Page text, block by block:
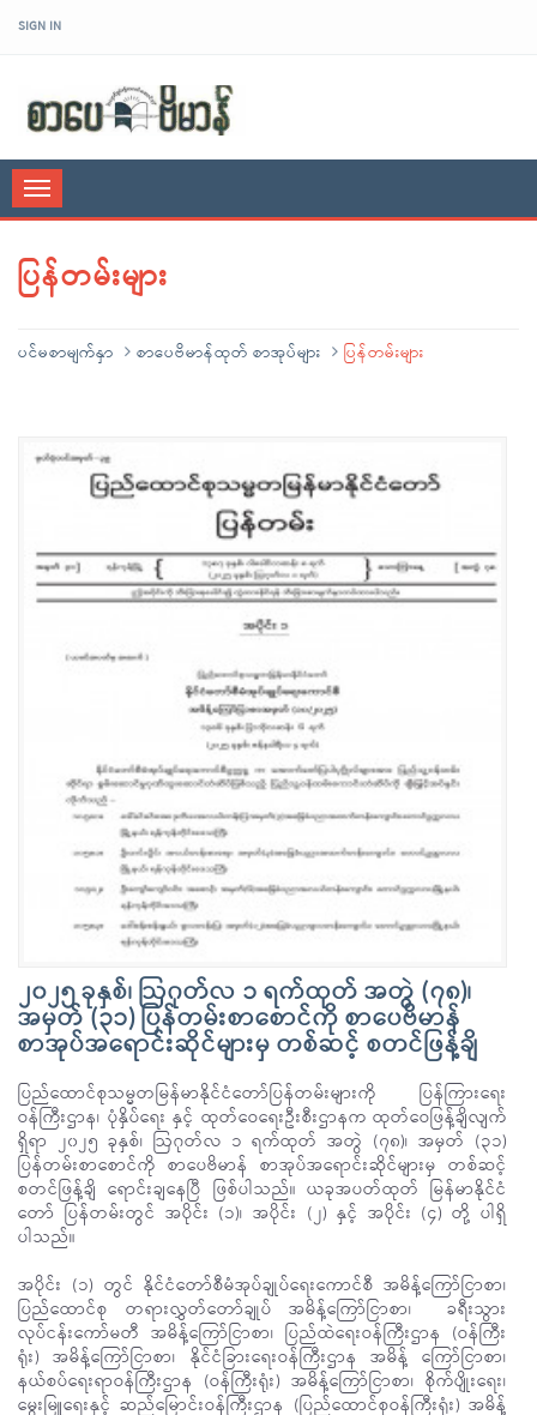
SIGN IN
Toggle
navigation
ပြန်တမ်းများ
ပင်မစာမျက်နှာ စာပေဗိမာန်ထုတ် စာအုပ်များ ပြန်တမ်းများ
၂၀၂၅ ခုနှစ်၊ ဩဂုတ်လ ၁ ရက်ထုတ် အတွဲ (၇၈)၊
အမှတ် (၃၁) ပြန်တမ်းစာစောင်ကို စာပေဗိမာန်
စာအုပ်အရောင်းဆိုင်များမှ တစ်ဆင့် စတင်ဖြန့်ချိ
ပြည်ထောင်စုသမ္မတမြန်မာနိုင်ငံတော်ပြန်တမ်းများကို ပြန်ကြားရေး
ဝန်ကြီးဌာန၊ ပုံနှိပ်ရေး နှင့် ထုတ်ဝေရေးဦးစီးဌာနက ထုတ်ဝေဖြန့်ချိလျက်
ရှိရာ ၂၀၂၅ ခုနှစ်၊ ဩဂုတ်လ ၁ ရက်ထုတ် အတွဲ (၇၈)၊ အမှတ် (၃၁)
ပြန်တမ်းစာစောင်ကို စာပေဗိမာန် စာအုပ်အရောင်းဆိုင်များမှ တစ်ဆင့်
စတင်ဖြန့်ချိ ရောင်းချနေပြီ ဖြစ်ပါသည်။ ယခုအပတ်ထုတ် မြန်မာနိုင်ငံ
တော် ပြန်တမ်းတွင် အပိုင်း (၁)၊ အပိုင်း (၂) နှင့် အပိုင်း (၄) တို့ ပါရှိ
ပါသည်။
အပိုင်း (၁) တွင် နိုင်ငံတော်စီမံအုပ်ချုပ်ရေးကောင်စီ အမိန့်ကြော်ငြာစာ၊
ပြည်ထောင်စု တရားလွှတ်တော်ချုပ် အမိန့်ကြော်ငြာစာ၊ ခရီးသွား
လုပ်ငန်းကော်မတီ အမိန့်ကြော်ငြာစာ၊ ပြည်ထဲရေးဝန်ကြီးဌာန (ဝန်ကြီး
ရုံး) အမိန့်ကြော်ငြာစာ၊ နိုင်ငံခြားရေးဝန်ကြီးဌာန အမိန့် ကြော်ငြာစာ၊
နယ်စပ်ရေးရာဝန်ကြီးဌာန (ဝန်ကြီးရုံး) အမိန့်ကြော်ငြာစာ၊ စိုက်ပျိုးရေး၊
မွေးမြူရေးနှင့် ဆည်မြောင်းဝန်ကြီးဌာန (ပြည်ထောင်စုဝန်ကြီးရုံး) အမိန့်